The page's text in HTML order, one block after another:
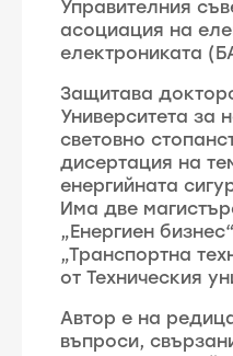
Управителния
асоциация на
електрониката
Защитава
Университета за
световно
дисертация на
енергийната
Има две
„Енергиен
„Транспортна
от Техническия
Автор е на
въпроси,